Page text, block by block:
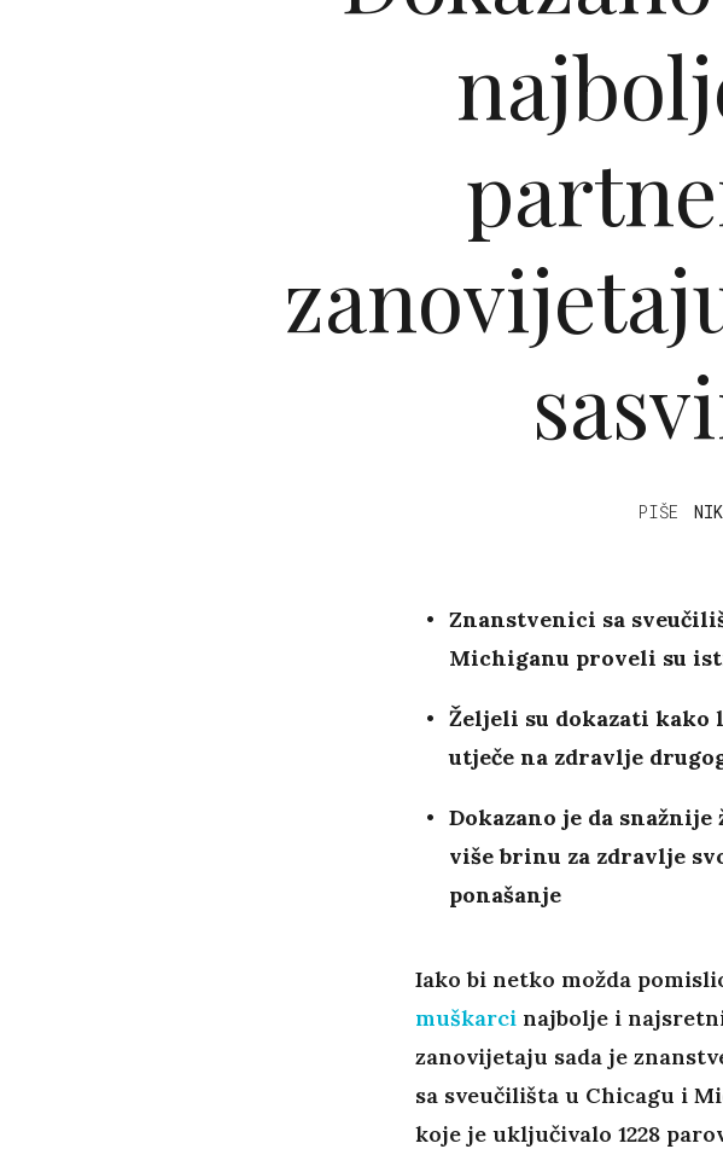
PIŠE
Znanstvenici sa
Michiganu proveli su
Željeli su dokazati kako
utječe na zdravlje
Dokazano je da
više brinu za zdravlje
ponašanje
Iako bi netko možda
muškarcinajbolje i
zanovijetaju sada je
sa sveučilišta u Chicagu i
koje je uključivalo 1228